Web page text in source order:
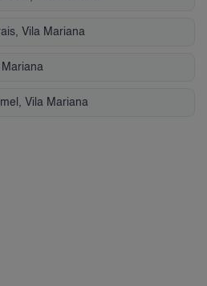
Vila Mariana
Vila Mariana